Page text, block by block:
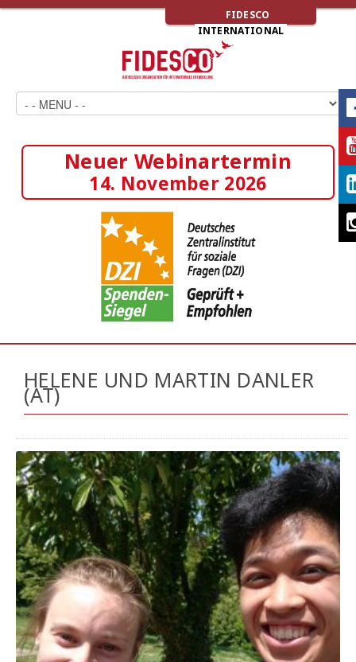
FIDESCO
INTERNATIONAL
Neuer Webinartermin
14. November 2026
HELENE UND MARTIN DANLER
(AT)